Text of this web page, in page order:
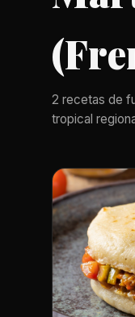
2 recetas de
tropical